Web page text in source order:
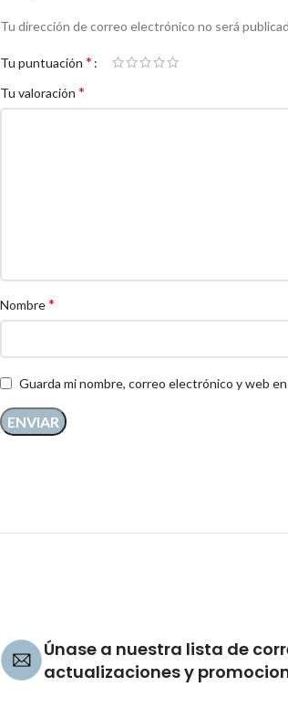
Tu dirección de correo electrónico no será
Tu puntuación *
Tu valoración *
Nombre*
Guarda mi nombre, correo electrónico y web
Únase a nuestra lista de
actualizaciones y